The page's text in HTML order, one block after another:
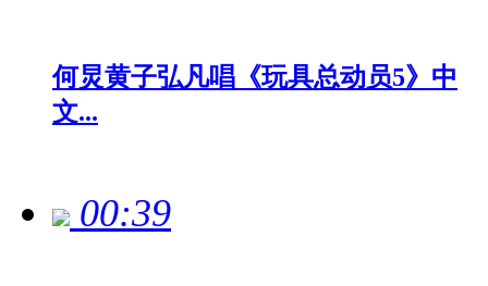
何炅黄子弘凡唱《玩具总动员5》中
文...
00:39